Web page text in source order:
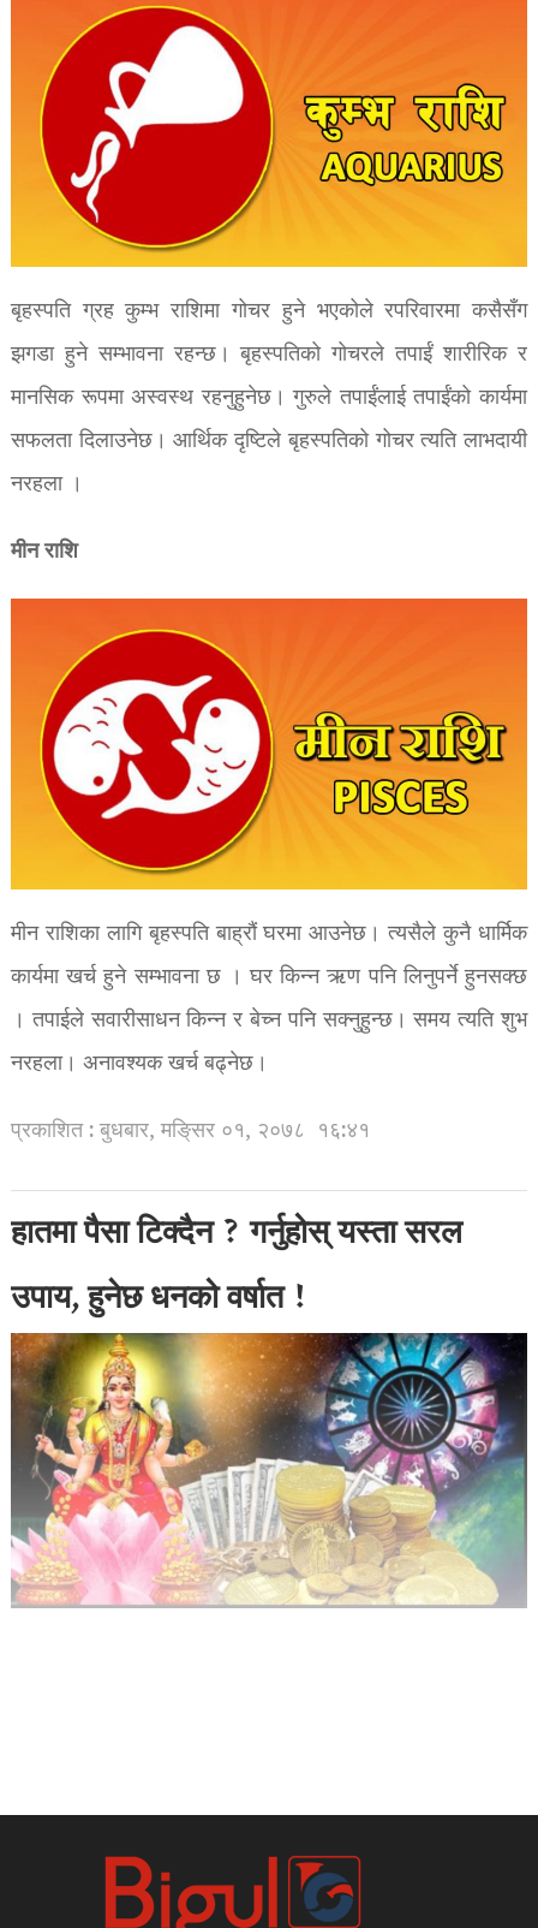
बृहस्पति ग्रह कुम्भ राशिमा गोचर हुने भएकोले रपरिवारमा कसैसँग
झगडा हुने सम्भावना रहन्छ। बृहस्पतिको गोचरले तपाईं शारीरिक र
मानसिक रूपमा अस्वस्थ रहनुहुनेछ। गुरुले तपाईंलाई तपाईंको कार्यमा
सफलता दिलाउनेछ। आर्थिक दृष्टिले बृहस्पतिको गोचर त्यति लाभदायी
नरहला ।
मीन राशि
मीन राशिका लागि बृहस्पति बाह्रौं घरमा आउनेछ। त्यसैले कुनै धार्मिक
कार्यमा खर्च हुने सम्भावना छ । घर किन्न ऋण पनि लिनुपर्ने हुनसक्छ
। तपाईले सवारीसाधन किन्न र बेच्न पनि सक्नुहुन्छ। समय त्यति शुभ
नरहला। अनावश्यक खर्च बढ्नेछ।
प्रकाशित : बुधबार, मङि्सर ०१, २०७८ १६:४१
हातमा पैसा टिक्दैन ? गर्नुहोस् यस्ता सरल
उपाय, हुनेछ धनको वर्षात !